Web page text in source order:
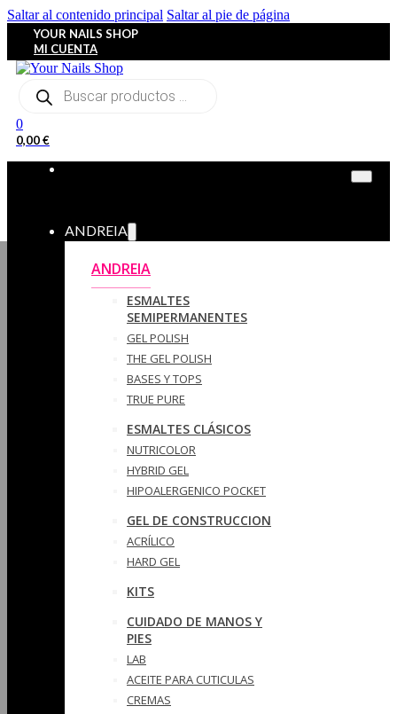
Saltar al contenido principal Saltar al pie de página
YOUR NAILS SHOP
MI CUENTA
0
0,00€
ANDREIA
ANDREIA
ESMALTES
SEMIPERMANENTES
GEL POLISH
THE GEL POLISH
BASES Y‎ TOPS
TRUE PURE
ESMALTES CLÁSICOS
NUTRICOLOR
HYBRID GEL
HIPOALERGENICO POCKET
GEL DE CONSTRUCCION
ACRÍLICO
HARD GEL
KITS
CUIDADO DE MANOS Y
PIES
LAB
ACEITE PARA CUTICULAS
CREMAS